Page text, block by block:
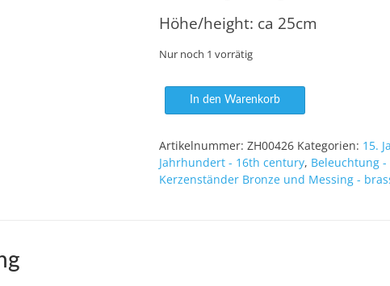
Höhe/height: ca 25cm
Nur noch 1 vorrätig
Löwenfußleuchter
Menge
In den Warenkorb
Artikelnummer:ZH00426 Kategorien: 15.
Jahrhundert - 16th century, Beleuchtung
Kerzenständer Bronze und Messing -